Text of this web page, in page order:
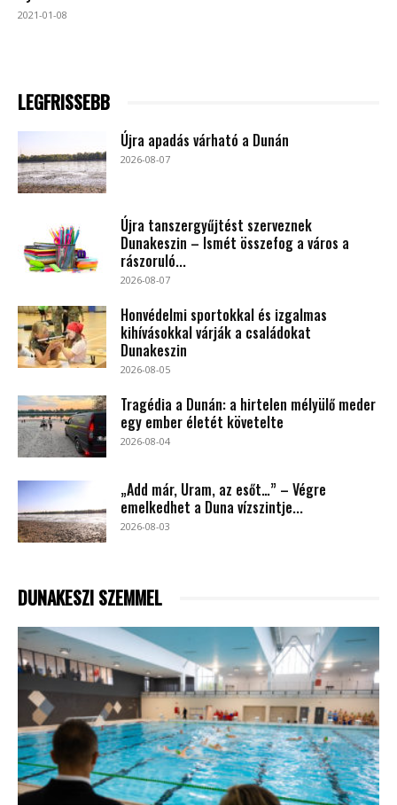
2021-01-08
LEGFRISSEBB
Újra apadás várható a Dunán
2026-08-07
Újra tanszergyűjtést szerveznek
Dunakeszin – Ismét összefog a város a
rászoruló...
2026-08-07
Honvédelmi sportokkal és izgalmas
kihívásokkal várják a családokat
Dunakeszin
2026-08-05
Tragédia a Dunán: a hirtelen mélyülő meder
egy ember életét követelte
2026-08-04
„Add már, Uram, az esőt…” – Végre
emelkedhet a Duna vízszintje...
2026-08-03
DUNAKESZI SZEMMEL